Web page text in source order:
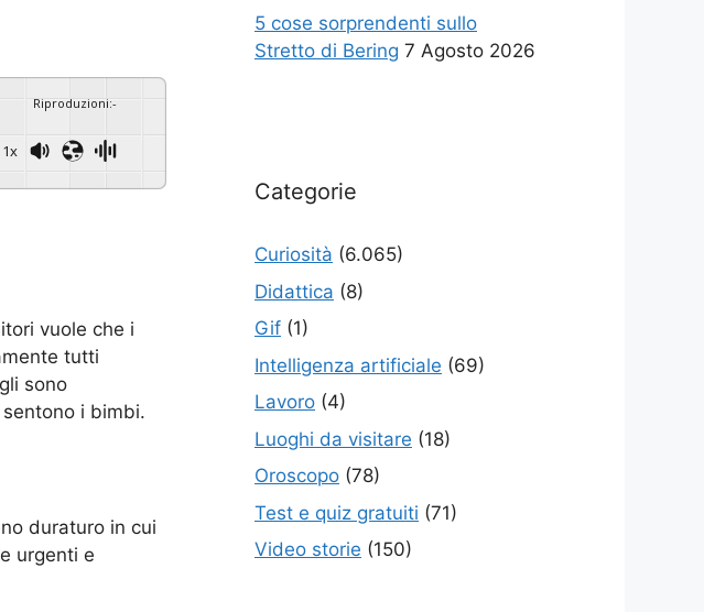
Riproduzioni:-
1x
vuole che i
tutti
sono
i bimbi.
duraturo in cui
urgenti e
5 cose sorprendenti sullo
Stretto di Bering 7 Agosto 2026
Categorie
Curiosità (6.065)
Didattica (8)
Gif (1)
Intelligenza artificiale (69)
Lavoro (4)
Luoghi da visitare (18)
Oroscopo (78)
Test e quiz gratuiti (71)
Video storie (150)